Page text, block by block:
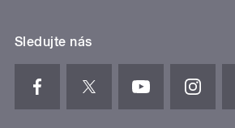
Sledujte nás